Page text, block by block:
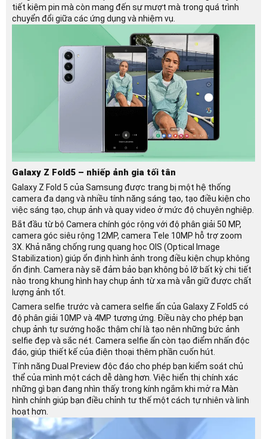
tiết kiệm pin mà còn mang đến sự mượt mà trong quá trình
chuyển đổi giữa các ứng dụng và nhiệm vụ.
Galaxy Z Fold5 – nhiếp ảnh gia tối tân
Galaxy Z Fold 5 của Samsung được trang bị một hệ thống
camera đa dạng và nhiều tính năng sáng tạo, tạo điều kiện cho
việc sáng tạo, chụp ảnh và quay video ở mức độ chuyên nghiệp.
Bắt đầu từ bộ Camera chính góc rộng với độ phân giải 50 MP,
camera góc siêu rộng 12MP, camera Tele 10MP hỗ trợ zoom
3X. Khả năng chống rung quang học OIS (Optical Image
Stabilization) giúp ổn định hình ảnh trong điều kiện chụp không
ổn định. Camera này sẽ đảm bảo bạn không bỏ lỡ bất kỳ chi tiết
nào trong khung hình hay chụp ảnh từ xa mà vẫn giữ được chất
lượng ảnh tốt.
Camera selfie trước và camera selfie ẩn của Galaxy Z Fold5 có
độ phân giải 10MP và 4MP tương ứng. Điều này cho phép bạn
chụp ảnh tự sướng hoặc thậm chí là tạo nên những bức ảnh
selfie đẹp và sắc nét. Camera selfie ẩn còn tạo điểm nhấn độc
đáo, giúp thiết kế của điện thoại thêm phần cuốn hút.
Tính năng Dual Preview độc đáo cho phép bạn kiểm soát chủ
thể của mình một cách dễ dàng hơn. Việc hiển thị chính xác
những gì bạn đang nhìn thấy trong kính ngắm khi mở ra Màn
hình chính giúp bạn điều chỉnh tư thế một cách tự nhiên và linh
hoạt hơn.